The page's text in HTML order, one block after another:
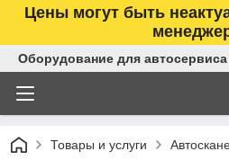
Цены могут быть
Оборудование для автосервиса
Товары и услуги